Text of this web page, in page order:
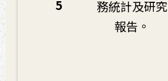
5
務統計及研究
報告。